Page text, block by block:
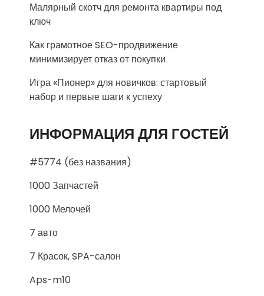
Малярный скотч для ремонта квартиры под
ключ
Как грамотное SEO-продвижение
минимизирует отказ от покупки
Игра «Пионер» для новичков: стартовый
набор и первые шаги к успеху
ИНФОРМАЦИЯ ДЛЯ ГОСТЕЙ
#5774 (без названия)
1000 Запчастей
1000 Мелочей
7 авто
7 Красок, SPA-салон
Aps-m10